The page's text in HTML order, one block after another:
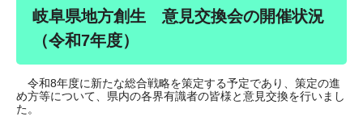
岐阜県地方創生 意見交換会の開催状況
（令和7年度）
令和8年度に新たな総合戦略を策定する予定であり、策定の進
め方等について、県内の各界有識者の皆様と意見交換を行いまし
た。